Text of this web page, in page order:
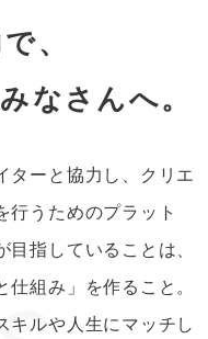
、
なさんへ。
ターと協力し、クリエ
行うためのプラット
指していることは、
仕組み」を作ること。
キルや人生にマッチし